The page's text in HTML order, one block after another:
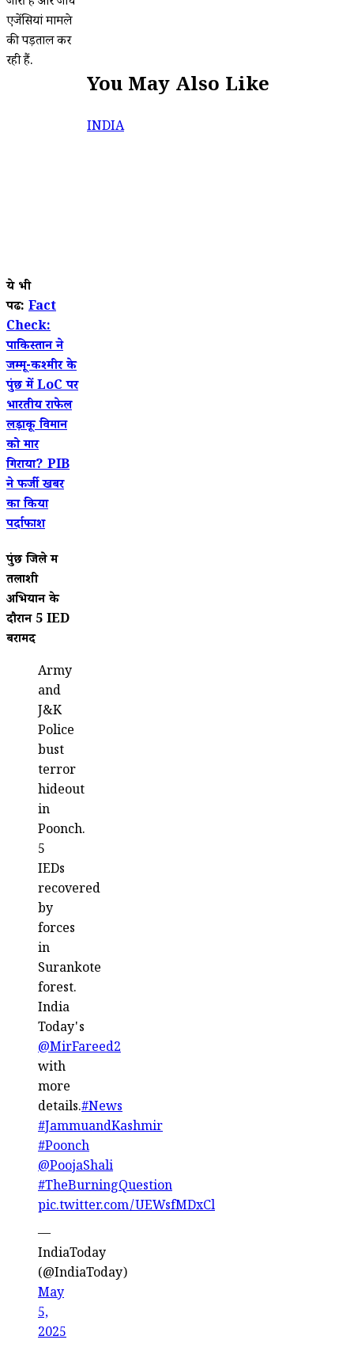
एजेंसियां मामले
की पड़ताल कर
रही हैं.
ये भी
पढें: Fact
Check:
पाकिस्तान ने
जम्मू-कश्मीर के
पुंछ में LoC पर
भारतीय राफेल
लड़ाकू विमान
को मार
गिराया? PIB
ने फर्जी खबर
का किया
पर्दाफाश
पुंछ जिले में
तलाशी
अभियान के
दौरान 5 IED
बरामद
Army
and
J&K
Police
bust
terror
hideout
in
Poonch.
5
IEDs
recovered
by
forces
in
Surankote
forest.
India
Today's
@MirFareed2
with
more
details.#News
#JammuandKashmir
#Poonch
@PoojaShali
#TheBurningQuestion
pic.twitter.com/UEWsfMDxCl
—
IndiaToday
(@IndiaToday)
May
5,
2025
You May Also Like
INDIA